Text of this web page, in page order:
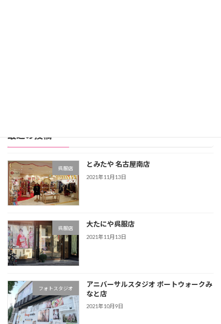
最近の投稿
呉服店
とみたや 名古屋南店
2021年11月13日
呉服店
大たにや呉服店
2021年11月13日
フォトスタジオ
アニバーサルスタジオ ポートウォークみ
なと店
2021年10月9日